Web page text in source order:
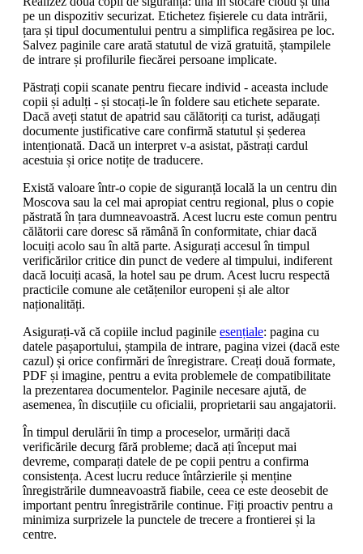
pe un dispozitiv securizat. Etichetez fișierele cu data intrării,
țara și tipul documentului pentru a simplifica regăsirea pe loc.
Salvez paginile care arată statutul de viză gratuită, ștampilele
de intrare și profilurile fiecărei persoane implicate.
Păstrați copii scanate pentru fiecare individ - aceasta include
copii și adulți - și stocați-le în foldere sau etichete separate.
Dacă aveți statut de apatrid sau călătoriți ca turist, adăugați
documente justificative care confirmă statutul și șederea
intenționată. Dacă un interpret v-a asistat, păstrați cardul
acestuia și orice notițe de traducere.
Există valoare într-o copie de siguranță locală la un centru din
Moscova sau la cel mai apropiat centru regional, plus o copie
păstrată în țara dumneavoastră. Acest lucru este comun pentru
călătorii care doresc să rămână în conformitate, chiar dacă
locuiți acolo sau în altă parte. Asigurați accesul în timpul
verificărilor critice din punct de vedere al timpului, indiferent
dacă locuiți acasă, la hotel sau pe drum. Acest lucru respectă
practicile comune ale cetățenilor europeni și ale altor
naționalități.
Asigurați-vă că copiile includ paginile esențiale: pagina cu
datele pașaportului, ștampila de intrare, pagina vizei (dacă este
cazul) și orice confirmări de înregistrare. Creați două formate,
PDF și imagine, pentru a evita problemele de compatibilitate
la prezentarea documentelor. Paginile necesare ajută, de
asemenea, în discuțiile cu oficialii, proprietarii sau angajatorii.
În timpul derulării în timp a proceselor, urmăriți dacă
verificările decurg fără probleme; dacă ați început mai
devreme, comparați datele de pe copii pentru a confirma
consistența. Acest lucru reduce întârzierile și menține
înregistrările dumneavoastră fiabile, ceea ce este deosebit de
important pentru înregistrările continue. Fiți proactiv pentru a
minimiza surprizele la punctele de trecere a frontierei și la
centre.